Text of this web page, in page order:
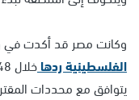
وكانت مصر قد أكدت في
الفلسطينية ردها
يتوافق مع محددات